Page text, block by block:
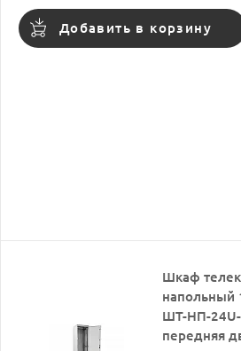
Добавить в корзину
Шкаф
напольный
ШТ-НП-
передняя